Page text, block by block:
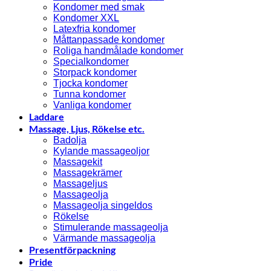
Kondomer med smak
Kondomer XXL
Latexfria kondomer
Måttanpassade kondomer
Roliga handmålade kondomer
Specialkondomer
Storpack kondomer
Tjocka kondomer
Tunna kondomer
Vanliga kondomer
Laddare
Massage, Ljus, Rökelse etc.
Badolja
Kylande massageoljor
Massagekit
Massagekrämer
Massageljus
Massageolja
Massageolja singeldos
Rökelse
Stimulerande massageolja
Värmande massageolja
Presentförpackning
Pride